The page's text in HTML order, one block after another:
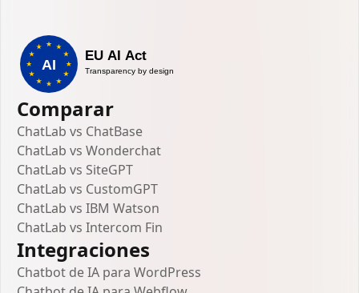
Comparar
ChatLab vs ChatBase
ChatLab vs Wonderchat
ChatLab vs SiteGPT
ChatLab vs CustomGPT
ChatLab vs IBM Watson
ChatLab vs Intercom Fin
Integraciones
Chatbot de IA para WordPress